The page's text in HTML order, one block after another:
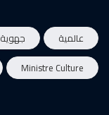
عالمية جهوية
Ministre Culture